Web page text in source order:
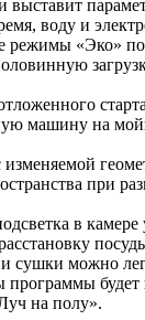
и выставит
воду и
режимы «Эко»
машину на
изменяемой
при
в камере
сушки можно
программы будет
на полу».